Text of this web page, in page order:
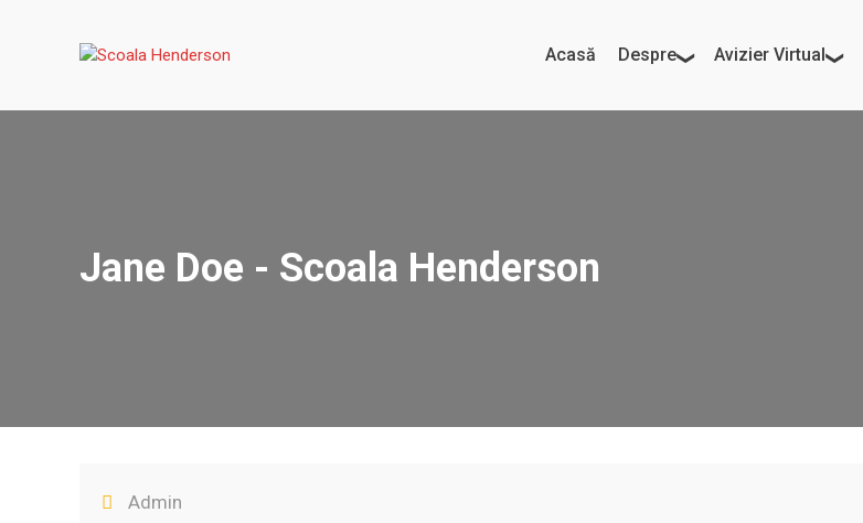
Acasă Despre Avizier Virtual
Jane Doe - Scoala Henderson
Admin